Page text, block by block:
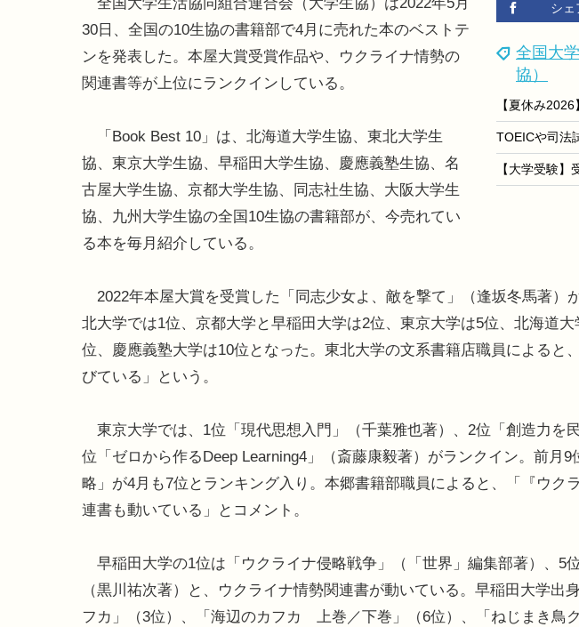
シェ
全国大
協）
30日、全国の10生協の書籍部で4月に売れた本のベストテ
ンを発表した。本屋大賞受賞作品や、ウクライナ情勢の
関連書等が上位にランクインしている。
「Book Best 10」は、北海道大学生協、東北大学生
協、東京大学生協、早稲田大学生協、慶應義塾生協、名
古屋大学生協、京都大学生協、同志社生協、大阪大学生
協、九州大学生協の全国10生協の書籍部が、今売れてい
る本を毎月紹介している。
2022年本屋大賞を受賞した「同志少女よ、敵を撃て」（逢坂冬馬著）
北大学では1位、京都大学と早稲田大学は2位、東京大学は5位、北海道
位、慶應義塾大学は10位となった。東北大学の文系書籍店職員によると
びている」という。
東京大学では、1位「現代思想入門」（千葉雅也著）、2位「創造力を
位「ゼロから作るDeep Learning4」（斎藤康毅著）がランクイン。前月
略」が4月も7位とランキング入り。本郷書籍部職員によると、「『ウク
連書も動いている」とコメント。
早稲田大学の1位は「ウクライナ侵略戦争」（「世界」編集部著）、5
（黒川祐次著）と、ウクライナ情勢関連書が動いている。早稲田大学出
フカ」（3位）、「海辺のカフカ 上巻／下巻」（6位）、「ねじまき鳥